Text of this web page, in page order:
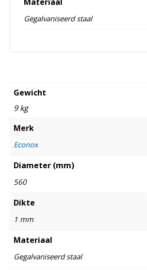
Gegalvaniseerd staal
Gewicht
9 kg
Merk
Econox
Diameter (mm)
560
Dikte
1 mm
Materiaal
Gegalvaniseerd staal